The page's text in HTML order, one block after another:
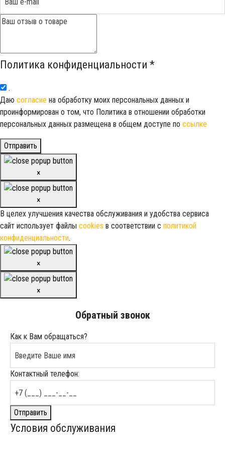
Политика конфиденциальности *
.
Даю согласие на обработку моих персональных данных и
проинформирован о том, что Политика в отношении обработки
персональных данных размещена в общем доступе по ссылке
Отправить
×
×
В целех улучшения качества обслуживания и удобства сервиса
сайт использует файлы cookies в соответствии с политикой
конфиденциальности.
×
×
Обратный звонок
Как к Вам обращаться?
Контактный телефон:
Отправить
Условия обслуживания